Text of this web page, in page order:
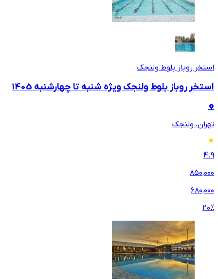
استخر روباز بلوط ولنجک
استخر روباز بلوط ولنجک ویژه شنبه تا چهارشنبه 1405
تهران، ولنجک
4.9
۸۵۰٬۰۰۰
۶۸۰٬۰۰۰
20%